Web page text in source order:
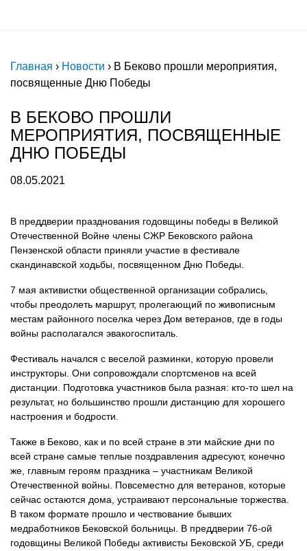
Главная › Новости › В Беково прошли мероприятия,
посвященные Дню Победы
В БЕКОВО ПРОШЛИ
МЕРОПРИЯТИЯ, ПОСВЯЩЕННЫЕ
ДНЮ ПОБЕДЫ
08.05.2021
В преддверии празднования годовщины победы в Великой
Отечественной Войне члены СЖР Бековского района
Пензенской области приняли участие в фестивале
скандинавской ходьбы, посвященном Дню Победы.
7 мая активистки общественной организации собрались,
чтобы преодолеть маршрут, пролегающий по живописным
местам районного поселка через Дом ветеранов, где в годы
войны располагался эвакогоспиталь.
Фестиваль начался с веселой разминки, которую провели
инструкторы. Они сопровождали спортсменов на всей
дистанции. Подготовка участников была разная: кто-то шел на
результат, но большинство прошли дистанцию для хорошего
настроения и бодрости.
Также в Беково, как и по всей стране в эти майские дни по
всей стране самые теплые поздравления адресуют, конечно
же, главным героям праздника – участникам Великой
Отечественной войны. Повсеместно для ветеранов, которые
сейчас остаются дома, устраивают персональные торжества.
В таком формате прошло и чествование бывших
медработников Бековской больницы. В преддверии 76-ой
годовщины Великой Победы активисты Бековской УБ, среди